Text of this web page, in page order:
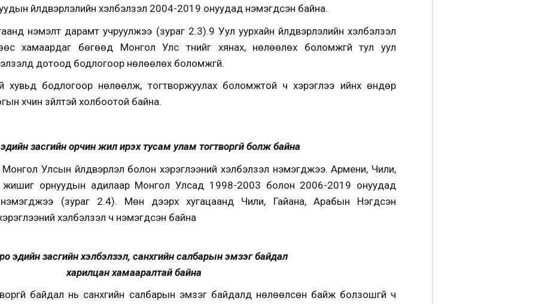
үйлдвэрлэлийн хэлбэлзэл 2004-2019 онуудад нэмэгдсэн байна.
нэмэлт дарамт учруулжээ (зураг 2.3).9 Уул уурхайн үйлдвэрлэлийн хэлбэлзэл
хамаардаг бөгөөд Монгол Улс түүнийг хянах, нөлөөлөх боломжгүй тул уул
дотоод бодлогоор нөлөөлөх боломжгүй.
хувьд бодлогоор нөлөөлж, тогтворжуулах боломжтой ч хэрэглээ ийнхүү өндөр
хүчин зүйлтэй холбоотой байна.
засгийн орчин жил ирэх тусам улам тогтворгүй болж байна
Монгол Улсын үйлдвэрлэл болон хэрэглээний хэлбэлзэл нэмэгджээ. Армени, Чили,
жишиг орнуудын адилаар Монгол Улсад 1998-2003 болон 2006-2019 онуудад
нэмэгджээ (зураг 2.4). Мөн дээрх хугацаанд Чили, Гайана, Арабын Нэгдсэн
хэлбэлзэл ч нэмэгдсэн байна
эдийн засгийн хэлбэлзэл, санхүүгийн салбарын эмзэг байдал
харилцан хамааралтай байна
байдал нь санхүүгийн салбарын эмзэг байдалд нөлөөлсөн байж болзошгүй ч